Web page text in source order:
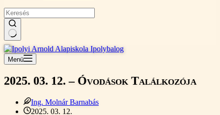
Nincs
találat
Menü
2025. 03. 12. – Óvodások Találkozója
Ing. Molnár Barnabás
2025. 03. 12.